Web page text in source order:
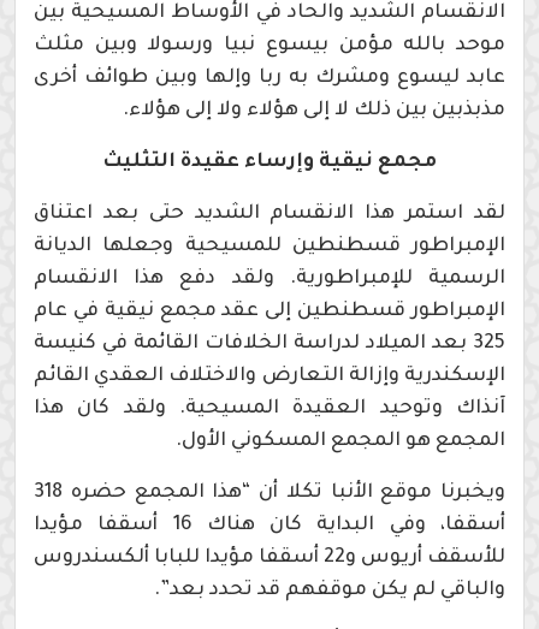
الانقسام الشديد والحاد في الأوساط المسيحية بين
موحد بالله مؤمن بيسوع نبيا ورسولا وبين مثلث
عابد ليسوع ومشرك به ربا وإلها وبين طوائف أخرى
مذبذبين بين ذلك لا إلى هؤلاء ولا إلى هؤلاء.
مجمع نيقية وإرساء عقيدة التثليث
لقد استمر هذا الانقسام الشديد حتى بعد اعتناق
الإمبراطور قسطنطين للمسيحية وجعلها الديانة
الرسمية للإمبراطورية. ولقد دفع هذا الانقسام
الإمبراطور قسطنطين إلى عقد مجمع نيقية في عام
325 بعد الميلاد لدراسة الخلافات القائمة في كنيسة
الإسكندرية وإزالة التعارض والاختلاف العقدي القائم
آنذاك وتوحيد العقيدة المسيحية. ولقد كان هذا
المجمع هو المجمع المسكوني الأول.
ويخبرنا موقع الأنبا تكلا أن “هذا المجمع حضره 318
أسقفا، وفي البداية كان هناك 16 أسقفا مؤيدا
للأسقف أريوس و22 أسقفا مؤيدا للبابا ألكسندروس
والباقي لم يكن موقفهم قد تحدد بعد”.